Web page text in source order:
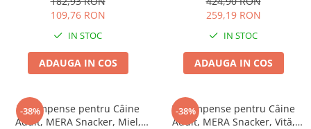
Îngrijire Rozătoare
Așternut Igienic Rozătoare
Cuști Rozătoare
Pești
Acvarii
Accesorii Acvarii
109,76 RON
IN STOC
ADAUGA IN COS
Rasele, Porc și Orez, 12kg
259,19 RON
IN STOC
ADAUGA IN COS
-38%
Recompense pentru Câine
Adult, MERA Snacker, Miel,
-38%
Recompense pentru Câine
Adult, MERA Snacker, Vită,